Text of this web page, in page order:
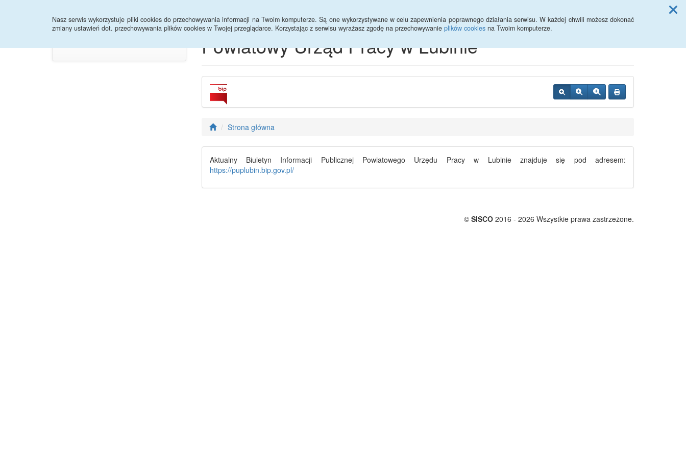
Nasz serwis wykorzystuje pliki cookies do przechowywania informacji na Twoim komputerze. Są one wykorzystywane w celu zapewnienia poprawnego działania serwisu. W każdej chwili możesz dokonać
zmiany ustawień dot. przechowywania plików cookies w Twojej przeglądarce. Korzystając z serwisu wyrażasz zgodę na przechowywanie plików cookies na Twoim komputerze.
Powiatowy Urząd Pracy w Lubinie
Strona główna
Aktualny Biuletyn Informacji Publicznej Powiatowego Urzędu Pracy w Lubinie znajduje się pod adresem:
https://puplubin.bip.gov.pl/
© SISCO 2016 - 2026 Wszystkie prawa zastrzeżone.